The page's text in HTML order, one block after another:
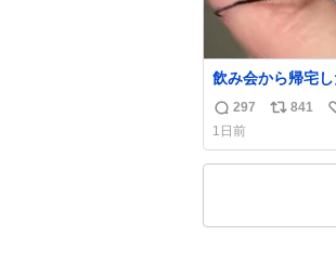
飲み会から帰宅
にいらっしゃっ
都会でお会いで
奮しております
ると乗ってきて
返
信
数
297
リ
ス
841
1日前